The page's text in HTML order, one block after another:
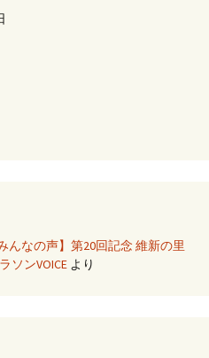
みんなの声】第20回記念 維新の里
ソンVOICE より